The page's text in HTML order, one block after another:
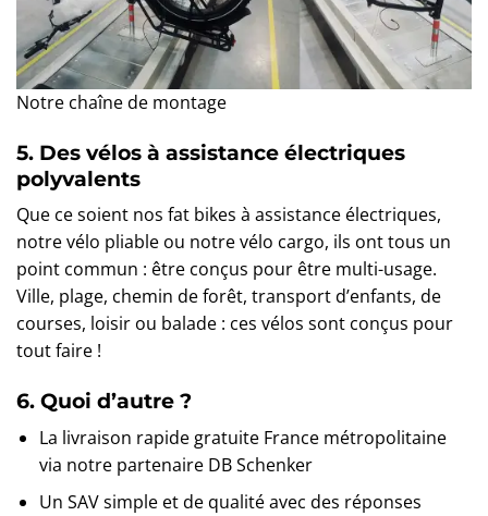
Notre chaîne de montage
5. Des vélos à assistance électriques
polyvalents
Que ce soient nos fat bikes à assistance électriques,
notre vélo pliable ou notre vélo cargo, ils ont tous un
point commun : être conçus pour être multi-usage.
Ville, plage, chemin de forêt, transport d’enfants, de
courses, loisir ou balade : ces vélos sont conçus pour
tout faire !
6. Quoi d’autre ?
La livraison rapide gratuite France métropolitaine
via notre partenaire DB Schenker
Un SAV simple et de qualité avec des réponses